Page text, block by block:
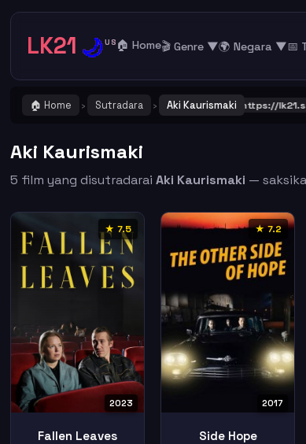
LK21 🌙US 🏠 Home🎬 Genre ▼🌍 Negara ▼📅
🏠 Home › Sutradara › Aki Kaurismaki
! Catat dan Bookmark alamat URL LK21 https://lk21.st .
Aki Kaurismaki
5 film yang disutradaraiAki Kaurismaki —
★ 7.5
2023
Fallen Leaves
★ 7.2
2017
Side Hope